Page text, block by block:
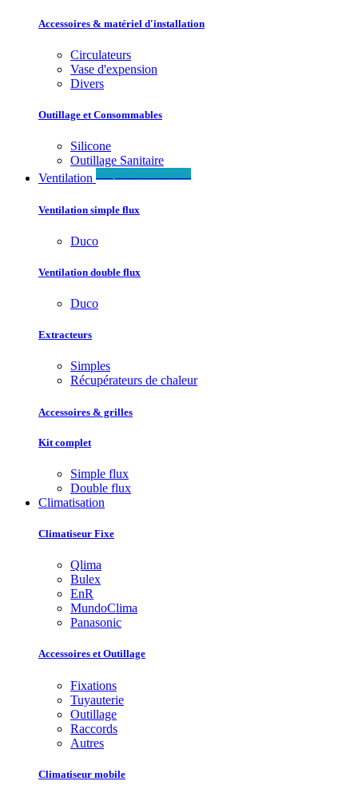
Accessoires & matériel d'installation
Circulateurs
Vase d'expension
Divers
Outillage et Consommables
Silicone
Outillage Sanitaire
Ventilation
Ventilation simple flux
Duco
Ventilation double flux
Duco
Extracteurs
Simples
Récupérateurs de chaleur
Accessoires & grilles
Kit complet
Simple flux
Double flux
Climatisation
Climatiseur Fixe
Qlima
Bulex
EnR
MundoClima
Panasonic
Accessoires et Outillage
Fixations
Tuyauterie
Outillage
Raccords
Autres
Climatiseur mobile